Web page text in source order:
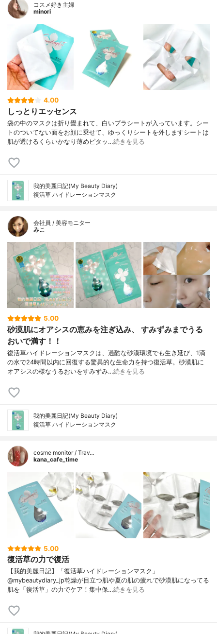
イルジメチルタウリンアンモニウム/VP)コ
ポリマー、キサンタンガム、セチルヒド ロ
キシエチルセルロース、ポリソルベート2
0、プロパンジオール、フェノキシエタノー
ル、クロルフェネシン、ブチ ルカルバミン
酸ヨウ化プロピニル、ソルビン酸K、安息香
酸Na、香料
内容量
香り
製造国
内容量のバリエーション
3枚、5枚、20枚
コスメ好き主婦
minori
4.00
しっとりエッセンス
袋の中のマスクは折り畳まれて、白いプラシートが入っています。シー
トのついてない面をお顔に乗せて、ゆっくりシートを外しますシートは
肌が透けるくらいかなり薄めピタッ…続きを見る
我的美麗日記(My Beauty Diary)
復活草 ハイドレーションマスク
会社員 / 美容モニター
みこ
5.00
砂漠肌にオアシスの恵みを注ぎ込み、 すみずみまでうる
おいで満す！！
復活草ハイドレーションマスクは、過酷な砂漠環境でも生き延び、1滴
の水で24時間以内に回復する驚異的な生命力を持つ復活草。砂漠肌に
オアシスの様なうるおいをすみずみ…続きを見る
我的美麗日記(My Beauty Diary)
復活草 ハイドレーションマスク
cosme monitor / Trav…
kana_cafe_time
5.00
復活草の力で復活
【我的美麗日記】「復活草ハイドレーションマスク」
@mybeautydiary_jp乾燥が目立つ肌や夏の肌の疲れで砂漠肌になってる
肌を「復活草」の力でケア！集中保…続きを見る